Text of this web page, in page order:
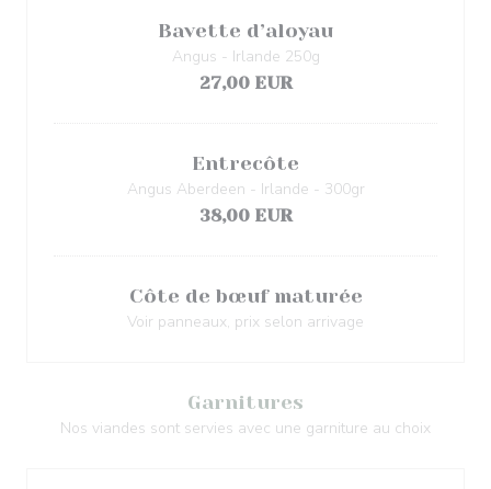
Bavette d’aloyau
Angus - Irlande 250g
27,00 EUR
Entrecôte
Angus Aberdeen - Irlande - 300gr
38,00 EUR
Côte de bœuf maturée
Voir panneaux, prix selon arrivage
Garnitures
Nos viandes sont servies avec une garniture au choix